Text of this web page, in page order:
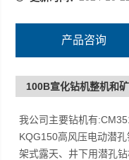
产品咨询
100B宣化钻机整机和
我公司主要钻机有
KQG150高风压电动潜
架式露天、井下用潜孔